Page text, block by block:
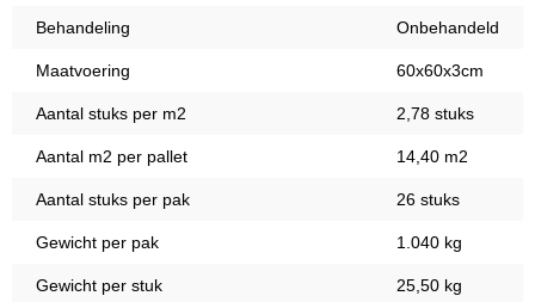
Behandeling Onbehandeld
Maatvoering 60x60x3cm
Aantal stuks per m2 2,78 stuks
Aantal m2 per pallet 14,40 m2
Aantal stuks per pak 26 stuks
Gewicht per pak 1.040 kg
Gewicht per stuk 25,50 kg